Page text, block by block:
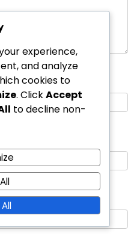
experience,
and analyze
cookies to
. ClickAccept
to decline non-